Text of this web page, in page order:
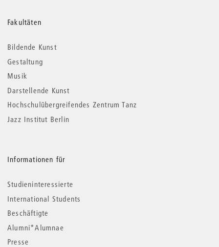
Weitere
Informationen
Fakultäten
Bildende Kunst
Gestaltung
Musik
Darstellende Kunst
Hochschulübergreifendes Zentrum Tanz
Jazz Institut Berlin
Informationen für
Studieninteressierte
International Students
Beschäftigte
Alumni*Alumnae
Presse